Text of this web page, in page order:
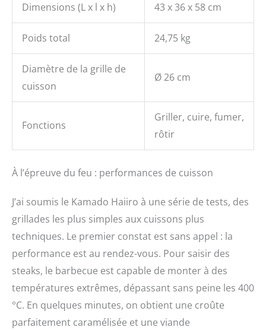
Dimensions (L x l x h) 43 x 36 x 58 cm
Poids total 24,75 kg
Diamètre de la grille de
cuisson
Ø 26 cm
Fonctions
Griller, cuire, fumer,
rôtir
À l’épreuve du feu : performances de cuisson
J’ai soumis le Kamado Haiiro à une série de tests, des
grillades les plus simples aux cuissons plus
techniques. Le premier constat est sans appel : la
performance est au rendez-vous. Pour saisir des
steaks, le barbecue est capable de monter à des
températures extrêmes, dépassant sans peine les 400
°C. En quelques minutes, on obtient une croûte
parfaitement caramélisée et une viande